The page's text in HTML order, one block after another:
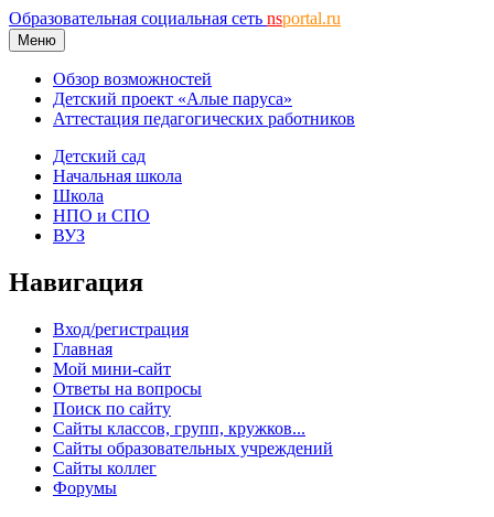
Образовательная социальная сеть nsportal.ru
Меню
Обзор возможностей
Детский проект «Алые паруса»
Аттестация педагогических работников
Детский сад
Начальная школа
Школа
НПО и СПО
ВУЗ
Навигация
Вход/регистрация
Главная
Мой мини-сайт
Ответы на вопросы
Поиск по сайту
Сайты классов, групп, кружков...
Сайты образовательных учреждений
Сайты коллег
Форумы